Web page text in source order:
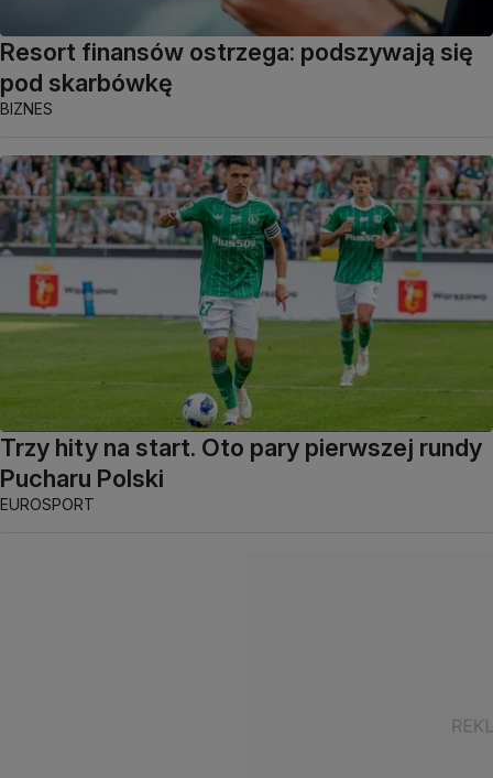
Resort finansów ostrzega: podszywają się
pod skarbówkę
BIZNES
Trzy hity na start. Oto pary pierwszej rundy
Pucharu Polski
EUROSPORT